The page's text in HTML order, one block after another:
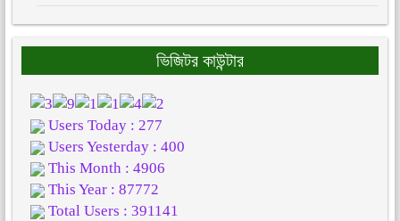
ভিজিটর কাউন্টার
Users Today : 277
Users Yesterday : 400
This Month : 4906
This Year : 87772
Total Users : 391141